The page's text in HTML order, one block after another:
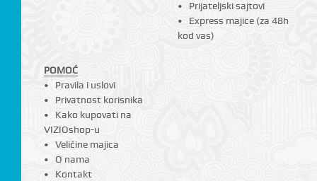
Prijateljski sajtovi
Express majice (za 48h
kod vas)
POMOĆ
Pravila i uslovi
Privatnost korisnika
Kako kupovati na
VIZIOshop-u
Veličine majica
O nama
Kontakt